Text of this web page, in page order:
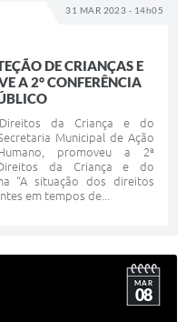
31 MAR 2023 - 14h05
DE CRIANÇAS E
A 2° CONFERÊNCIA
da Criança e do
Municipal de Ação
promoveu a 2ª
da Criança e do
“A situação dos direitos
em tempos de...
MAR
08